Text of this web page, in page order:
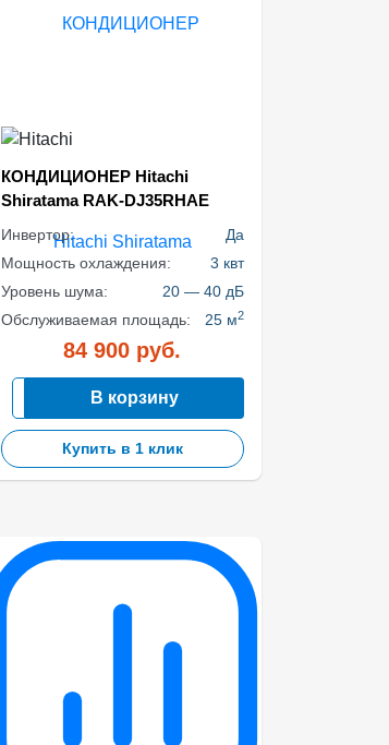
КОНДИЦИОНЕР Hitachi
Shiratama RAK-DJ35RHAE
Инвертор:
Да
Мощность охлаждения:
3 квт
Уровень шума:
20 — 40 дБ
Обслуживаемая площадь:
25 м2
84 900 руб.
В корзину
Купить в 1 клик